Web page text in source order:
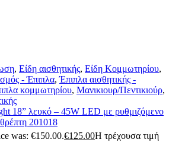
, Είδη αισθητικής, Είδη Κομμωτηρίου,
- Έπιπλα,Έπιπλα αισθητικής -
κομμωτηρίου, Μανικιουρ/Πεντικιούρ,
18” λευκό – 45W LED με ρυθμιζόμενο
201018
was: €150.00.€125.00Η τρέχουσα τιμή